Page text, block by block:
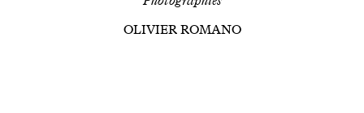
OLIVIER ROMANO